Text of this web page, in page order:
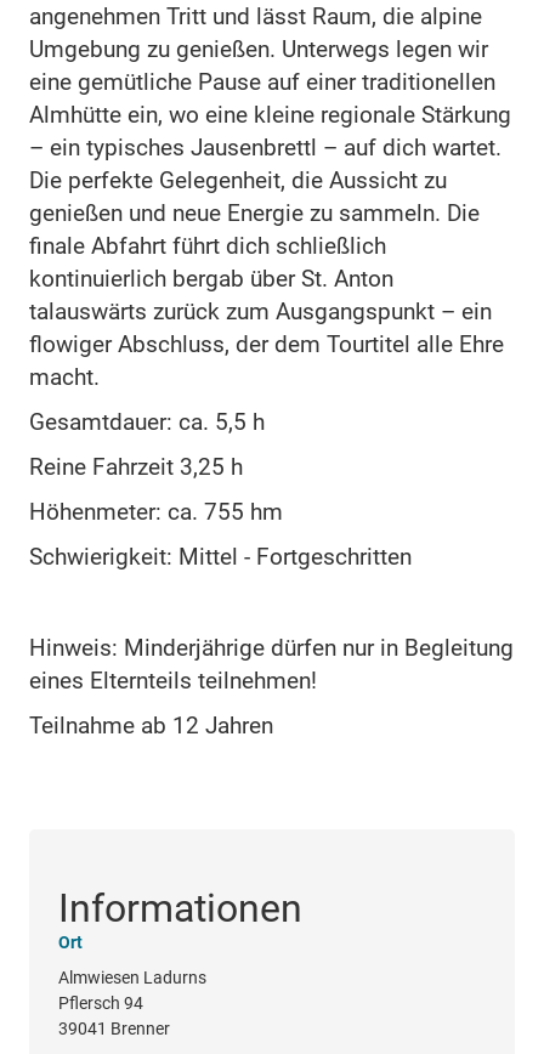
angenehmen Tritt und lässt Raum, die alpine
Umgebung zu genießen. Unterwegs legen wir
eine gemütliche Pause auf einer traditionellen
Almhütte ein, wo eine kleine regionale Stärkung
– ein typisches Jausenbrettl – auf dich wartet.
Die perfekte Gelegenheit, die Aussicht zu
genießen und neue Energie zu sammeln. Die
finale Abfahrt führt dich schließlich
kontinuierlich bergab über St. Anton
talauswärts zurück zum Ausgangspunkt – ein
flowiger Abschluss, der dem Tourtitel alle Ehre
macht.
Gesamtdauer: ca. 5,5 h
Reine Fahrzeit 3,25 h
Höhenmeter: ca. 755 hm
Schwierigkeit: Mittel - Fortgeschritten
Hinweis: Minderjährige dürfen nur in Begleitung
eines Elternteils teilnehmen!
Teilnahme ab 12 Jahren
Informationen
Ort
Almwiesen Ladurns
Pflersch 94
39041 Brenner